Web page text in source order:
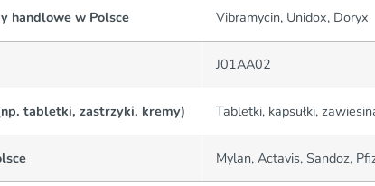
handlowe w Polsce Vibramycin, Unidox, Doryx
J01AA02
tabletki, zastrzyki, kremy) Tabletki, kapsułki,
Mylan, Actavis, Sandoz,